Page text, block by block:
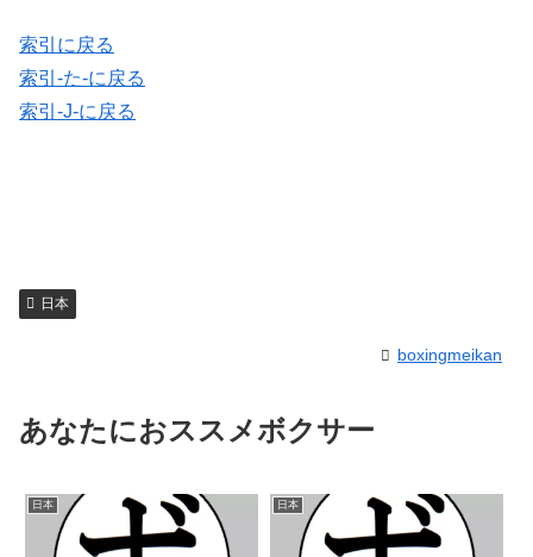
索引に戻る
索引-た-に戻る
索引-J-に戻る
日本
boxingmeikan
あなたにおススメボクサー
日本 日本